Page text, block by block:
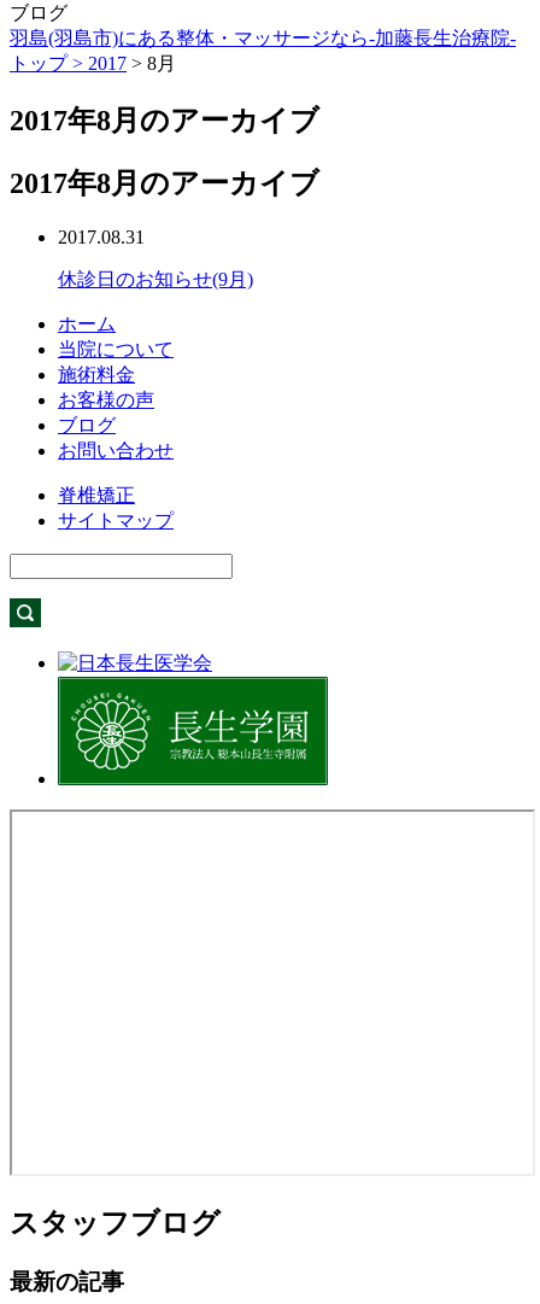
ブログ
羽島(羽島市)にある整体・マッサージなら-加藤長生治療院-
トップ > 2017 > 8月
2017年8月のアーカイブ
2017年8月のアーカイブ
2017.08.31
休診日のお知らせ(9月)
ホーム
当院について
施術料金
お客様の声
ブログ
お問い合わせ
脊椎矯正
サイトマップ
スタッフブログ
最新の記事